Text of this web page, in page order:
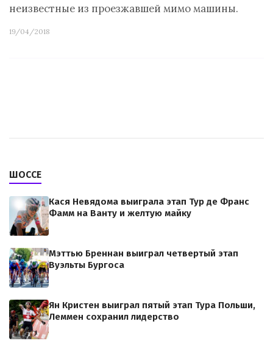
неизвестные из проезжавшей мимо машины.
19/04/2018
ШОССЕ
Кася Невядома выиграла этап Тур де Франс
Фамм на Ванту и желтую майку
Мэттью Бреннан выиграл четвертый этап
Вуэльты Бургоса
Ян Кристен выиграл пятый этап Тура Польши,
Леммен сохранил лидерство